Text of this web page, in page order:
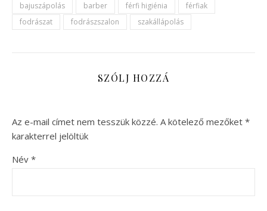
bajuszápolás barber férfi higiénia
férfiak
fodrászat
fodrászszalon szakállápolás
SZÓLJ HOZZÁ
Az e-mail címet nem tesszük közzé. A kötelező mezőket *
karakterrel jelöltük
Név *